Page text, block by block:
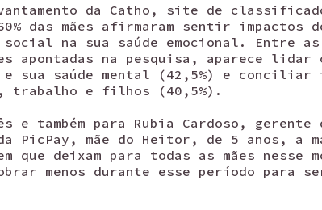
da Catho, site de
das mães afirmaram sentir impactos
social na sua saúde emocional. Entre as
apontadas na pesquisa, aparece lidar
e sua saúde mental (42,5%) e conciliar
trabalho e filhos (40,5%).
e também para Rubia Cardoso, gerente
da PicPay, mãe do Heitor, de 5 anos, a
que deixam para todas as mães nesse
menos durante esse período para